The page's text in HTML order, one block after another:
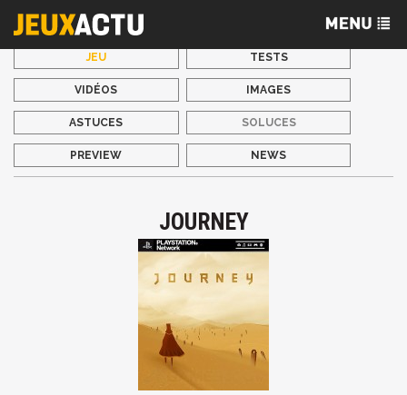
JEU TESTS
VIDÉOS IMAGES
ASTUCES SOLUCES
PREVIEW NEWS
JOURNEY